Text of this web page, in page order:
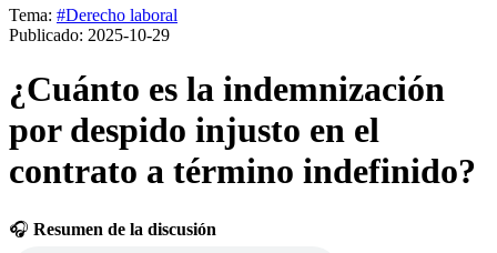
Tema: #Derecho laboral
Publicado: 2025-10-29
¿Cuánto es la indemnización
por despido injusto en el
contrato a término indefinido?
🎧 Resumen de la discusión